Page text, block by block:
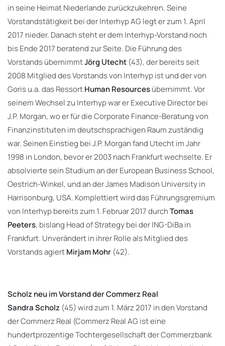
in seine Heimat Niederlande zurückzukehren. Seine
Vorstandstätigkeit bei der Interhyp AG legt er zum 1. April
2017 nieder. Danach steht er dem Interhyp-Vorstand noch
bis Ende 2017 beratend zur Seite. Die Führung des
Vorstands übernimmtJörg Utecht (43), der bereits seit
2008 Mitglied des Vorstands von Interhyp ist und der von
Goris u.a. das RessortHuman Resourcesübernimmt. Vor
seinem Wechsel zu Interhyp war er Executive Director bei
J.P. Morgan, wo er für die Corporate Finance-Beratung von
Finanzinstituten im deutschsprachigen Raum zuständig
war. Seinen Einstieg bei J.P. Morgan fand Utecht im Jahr
1998 in London, bevor er 2003 nach Frankfurt wechselte. Er
absolvierte sein Studium an der European Business School,
Oestrich-Winkel, und an der James Madison University in
Harrisonburg, USA. Komplettiert wird das Führungsgremium
von Interhyp bereits zum 1. Februar 2017 durchTomas
Peeters, bislang Head of Strategy bei der ING-DiBa in
Frankfurt. Unverändert in ihrer Rolle als Mitglied des
Vorstands agiertMirjam Mohr (42).
Scholz neu im Vorstand der Commerz Real
Sandra Scholz (45) wird zum 1. März 2017 in den Vorstand
der Commerz Real (Commerz Real AG ist eine
hundertprozentige Tochtergesellschaft der Commerzbank